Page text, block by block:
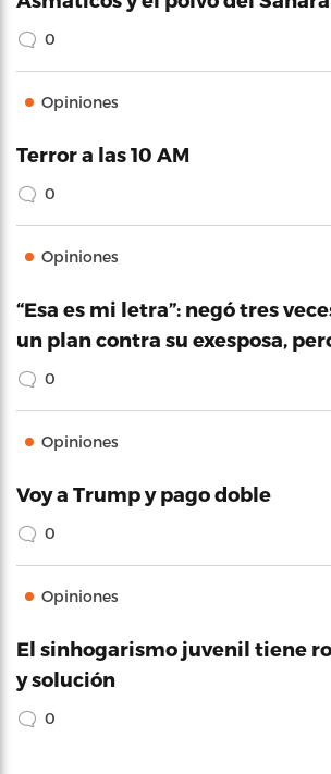
0
Opiniones
Terror a las 10 AM
0
Opiniones
“Esa es mi letra”: negó tres
un plan contra su exesposa,
0
Opiniones
Voy a Trump y pago doble
0
Opiniones
El sinhogarismo juvenil tiene
y solución
0